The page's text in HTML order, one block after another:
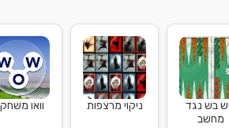
בש נגד
מחשב
ניקוי מרצפות וואו